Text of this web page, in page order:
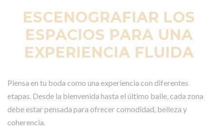
ESCENOGRAFIAR LOS
ESPACIOS PARA UNA
EXPERIENCIA FLUIDA
Piensa en tu boda como una experiencia con diferentes
etapas. Desde la bienvenida hasta el último baile, cada zona
debe estar pensada para ofrecer comodidad, belleza y
coherencia.